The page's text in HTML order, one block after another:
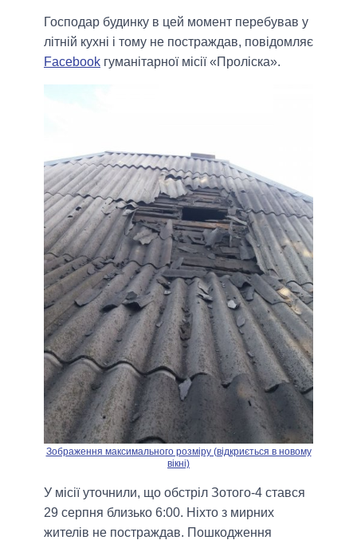
Господар будинку в цей момент перебував у
літній кухні і тому не постраждав, повідомляє
Facebook гуманітарної місії «Проліска».
Зображення максимального розміру (відкриється в новому
вікні)
У місії уточнили, що обстріл Зотого-4 стався
29 серпня близько 6:00. Ніхто з мирних
жителів не постраждав. Пошкодження